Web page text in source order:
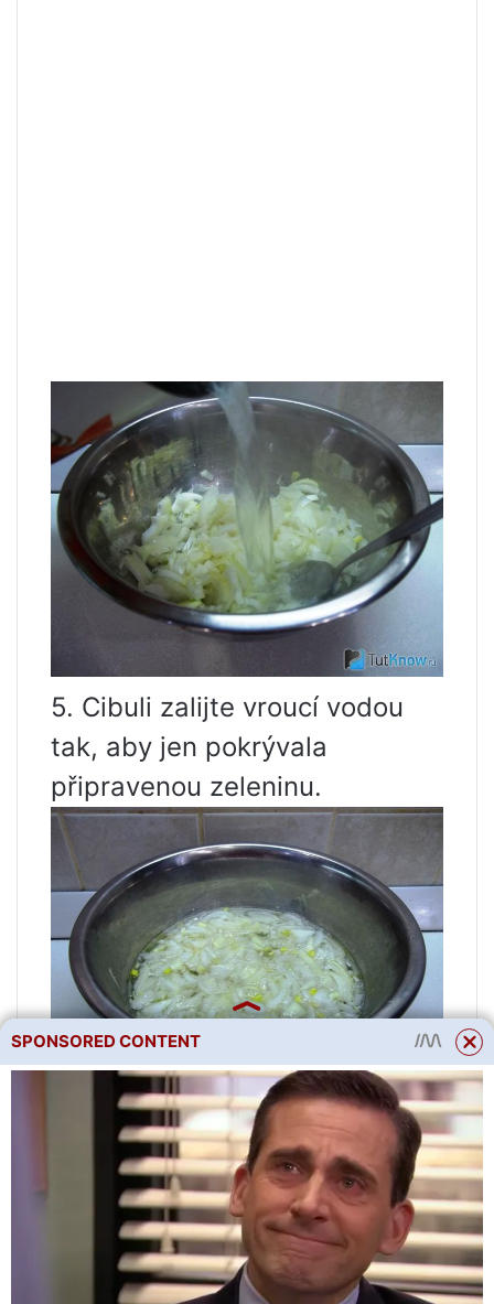
5. Cibuli zalijte vroucí vodou
tak, aby jen pokrývala
připravenou zeleninu.
6. Nechte cibuli ve vroucí
vodě. Dvě minuty budou stačit
k odpaření glykosidů a
éterických olejů. Zeleninu
byste neměli dlouho
SPONSORED CONTENT